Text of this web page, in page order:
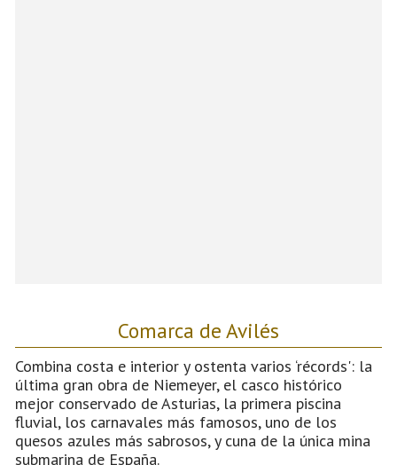
Comarca de Avilés
Combina costa e interior y ostenta varios ‘récords': la
última gran obra de Niemeyer, el casco histórico
mejor conservado de Asturias, la primera piscina
fluvial, los carnavales más famosos, uno de los
quesos azules más sabrosos, y cuna de la única mina
submarina de España.